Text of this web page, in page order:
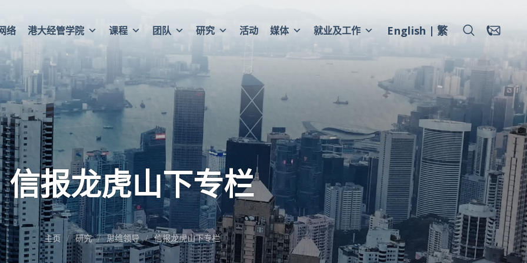
络 港大经管学院 课程 团队 研究 活动 媒体 就业及工作 English 繁
信报龙虎山下专栏
主页 研究 思维领导 信报龙虎山下专栏